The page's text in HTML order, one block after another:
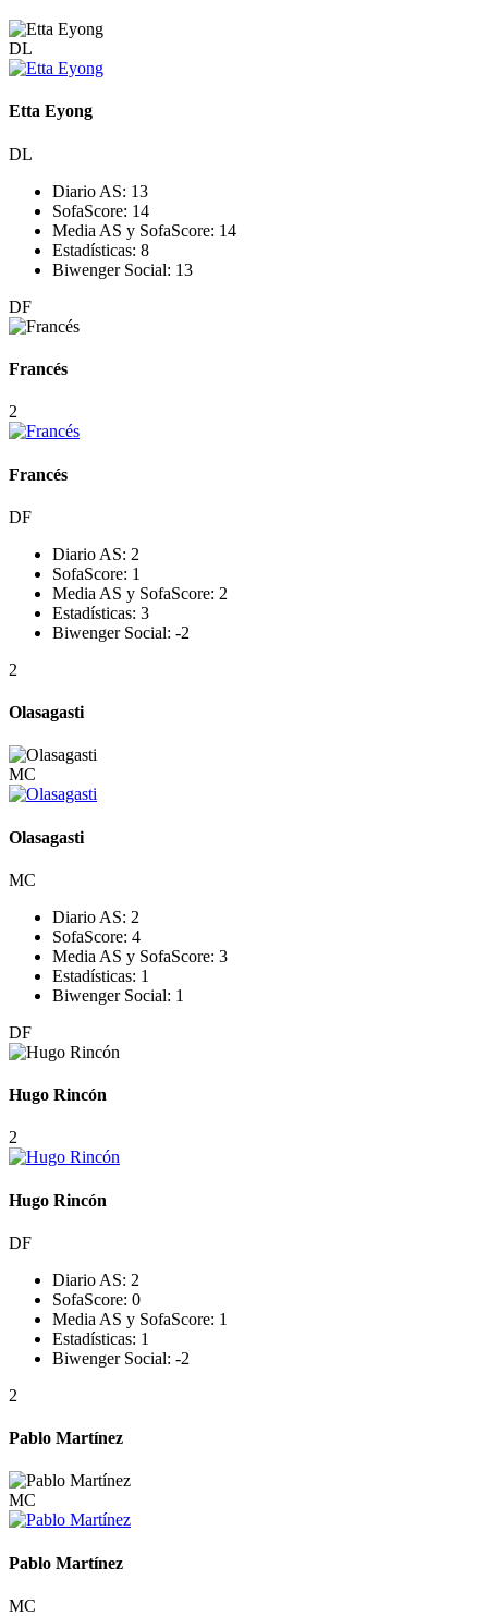
DL
Etta Eyong
DL
Diario AS: 13
SofaScore: 14
Media AS y SofaScore: 14
Estadísticas: 8
Biwenger Social: 13
DF
Francés
2
Francés
DF
Diario AS: 2
SofaScore: 1
Media AS y SofaScore: 2
Estadísticas: 3
Biwenger Social: -2
2
Olasagasti
MC
Olasagasti
MC
Diario AS: 2
SofaScore: 4
Media AS y SofaScore: 3
Estadísticas: 1
Biwenger Social: 1
DF
Hugo Rincón
2
Hugo Rincón
DF
Diario AS: 2
SofaScore: 0
Media AS y SofaScore: 1
Estadísticas: 1
Biwenger Social: -2
2
Pablo Martínez
MC
Pablo Martínez
MC